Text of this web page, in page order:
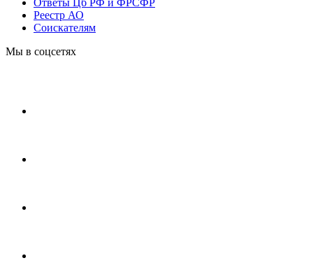
Ответы Цб РФ и ФРСФР
Реестр АО
Соискателям
Мы в соцсетях